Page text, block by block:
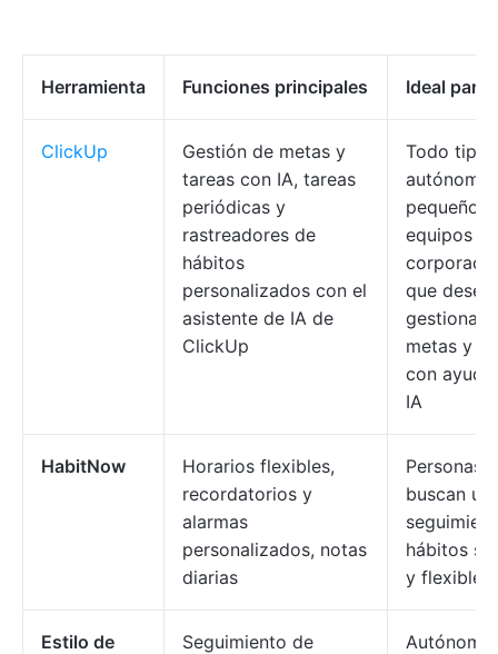
Herramienta Funciones principales Ideal para
ClickUp
Gestión de metas y
tareas con IA, tareas
periódicas y
rastreadores de
hábitos
personalizados con el
asistente de IA de
ClickUp
Todo tipo
pequeños
equipos y
que
gestionar
metas y
con
IA
HabitNow
Horarios flexibles,
recordatorios y
alarmas
personalizados, notas
diarias
Personas
buscan un
hábitos
y flexible
Estilo de
Seguimiento de